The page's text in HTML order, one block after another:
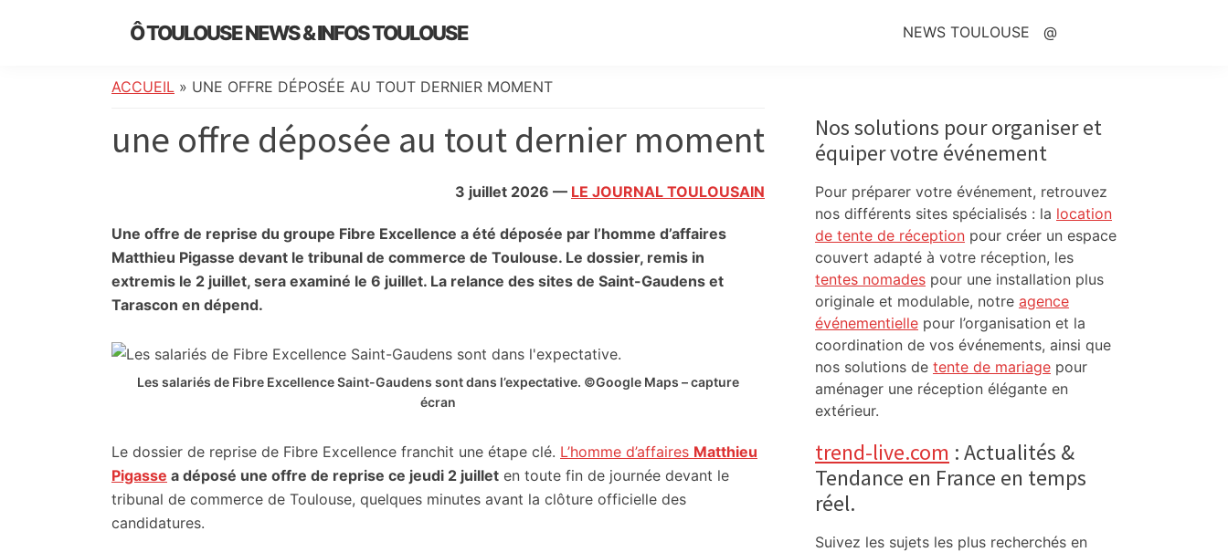
Ô TOULOUSE NEWS & INFOS TOULOUSE
de
toulousaine
culture,
politique,
météo,
faits
et
initiatives
NEWS TOULOUSE @
ACCUEIL » UNE OFFRE DÉPOSÉE AU TOUT DERNIER MOMENT
une offre déposée au tout dernier moment
3 juillet 2026 — LE JOURNAL TOULOUSAIN
Une offre de reprise du groupe Fibre Excellence a été déposée par l’homme d’affaires
Matthieu Pigasse devant le tribunal de commerce de Toulouse. Le dossier, remis in
extremis le 2 juillet, sera examiné le 6 juillet. La relance des sites de Saint-Gaudens et
Tarascon en dépend.
Les salariés de Fibre Excellence Saint-Gaudens sont dans l’expectative. ©Google Maps – capture
écran
Le dossier de reprise de Fibre Excellence franchit une étape clé. L’homme d’affaires Matthieu
Pigasse a déposé une offre de reprise ce jeudi 2 juillet en toute fin de journée devant le
tribunal de commerce de Toulouse, quelques minutes avant la clôture officielle des
candidatures.
Sidebar
Nos solutions pour organiser et
équiper votre événement
Pour préparer votre événement, retrouvez
nos différents sites spécialisés : la location
de tente de réception pour créer un espace
couvert adapté à votre réception, les
tentes nomades pour une installation plus
originale et modulable, notre agence
événementielle pour l’organisation et la
coordination de vos événements, ainsi que
nos solutions de tente de mariage pour
aménager une réception élégante en
extérieur.
trend-live.com : Actualités &
Tendance en France en temps
réel.
Suivez les sujets les plus recherchés en